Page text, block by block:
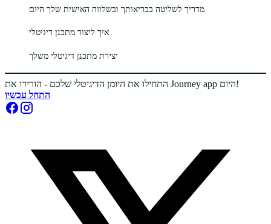
מדריך לשליטה בבריאותך ובשלווה האישית שלך היום
איך ליצור מתכנן דיגיטלי
יצירת מתכנן דיגיטלי משלך
התחילו את היומן הדיגיטלי שלכם - הורידו את Journey app היום!
התחל עכשיו